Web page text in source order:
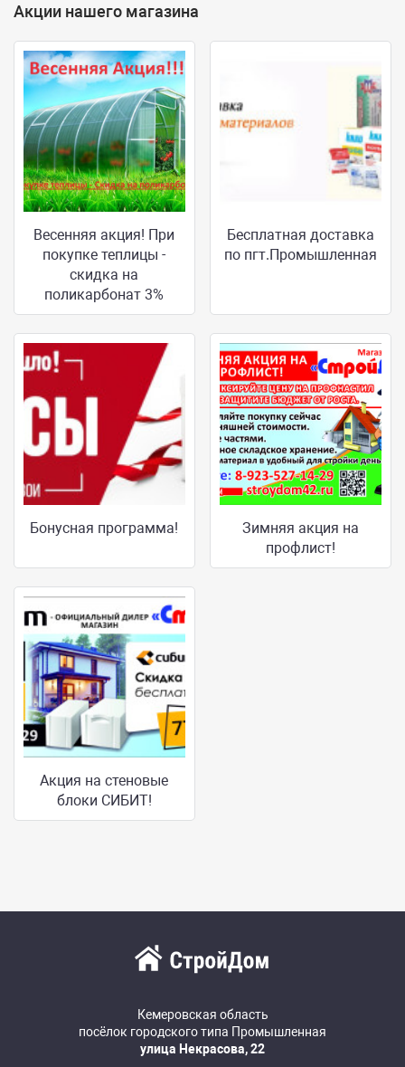
Акции нашего магазина
Весенняя акция! При
покупке теплицы -
скидка на
поликарбонат 3%
Бесплатная доставка
по пгт.Промышленная
Бонусная программа!
Зимняя акция на
профлист!
Акция на стеновые
блоки СИБИТ!
Кемеровская область
посёлок городского типа Промышленная
улица Некрасова, 22